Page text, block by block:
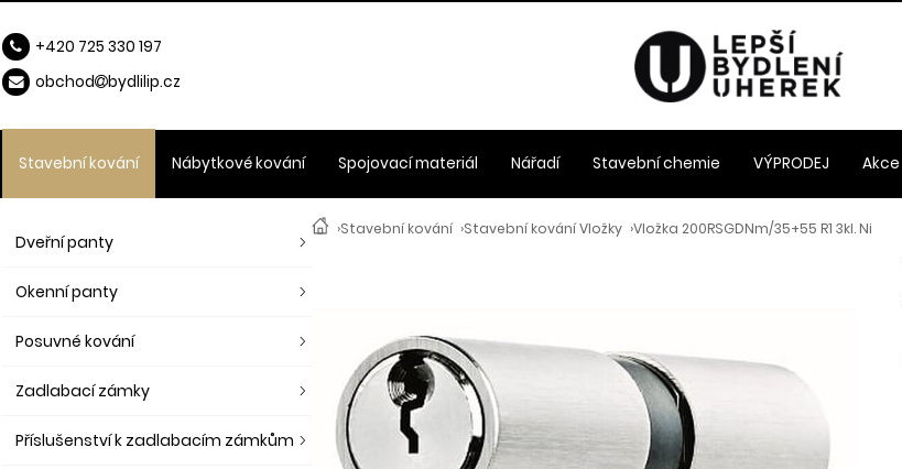
›Stavební kování ›Stavební kování Vložky ›Vložka 200RSGDNm/35+55 R1 3kl. Ni
Dveřní panty
Okenní panty
Posuvné kování
Zadlabací zámky
Příslušenství k zadlabacím zámkům
Stavební kování Nábytkové kování Spojovací materiál Nářadí Stavební chemie VÝPRODEJ Akce
+420 725 330 197
obchod
bydlilip.cz